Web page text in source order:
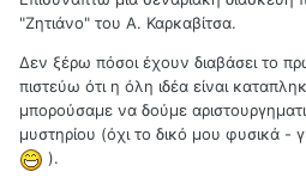
"Ζητιάνο" του Α. Καρκαβίτσα.
Δεν ξέρω πόσοι έχουν διαβάσει το
πιστεύω ότι η όλη ιδέα είναι
μπορούσαμε να δούμε
μυστηρίου (όχι το δικό μου φυσικά -
).